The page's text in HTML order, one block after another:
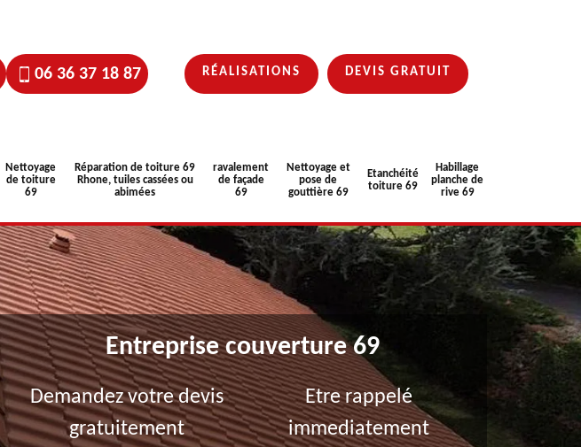
06 36 37 18 87 RÉALISATIONS DEVIS GRATUIT
Nettoyage
de toiture
69
Réparation de toiture 69
Rhone, tuiles cassées ou
abimées
ravalement
de façade
69
Nettoyage et
pose de
gouttière 69
Etanchéité
toiture 69
Habillage
planche de
rive 69
Entreprise couverture 69
Demandez votre devis
gratuitement
Etre rappelé
immediatement